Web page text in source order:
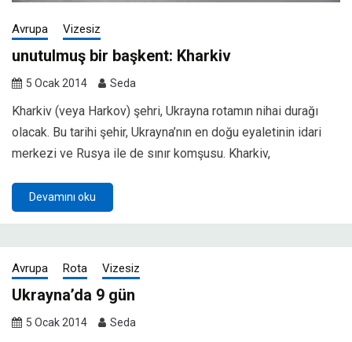
Avrupa Vizesiz
unutulmuş bir başkent: Kharkiv
5 Ocak 2014 Seda
Kharkiv (veya Harkov) şehri, Ukrayna rotamın nihai durağı
olacak. Bu tarihi şehir, Ukrayna’nın en doğu eyaletinin idari
merkezi ve Rusya ile de sınır komşusu. Kharkiv,
Devamını oku
Avrupa Rota Vizesiz
Ukrayna’da 9 gün
5 Ocak 2014 Seda